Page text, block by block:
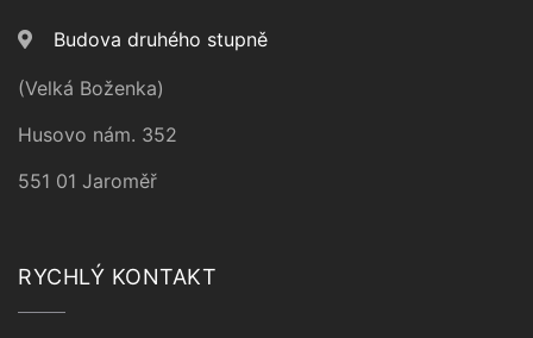
Budova druhého stupně
(Velká Boženka)
Husovo nám. 352
551 01 Jaroměř
RYCHLÝ KONTAKT